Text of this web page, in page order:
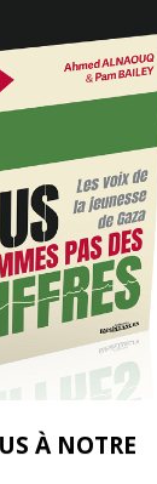
À NOTRE